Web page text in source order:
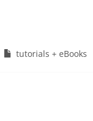
tutorials + eBooks